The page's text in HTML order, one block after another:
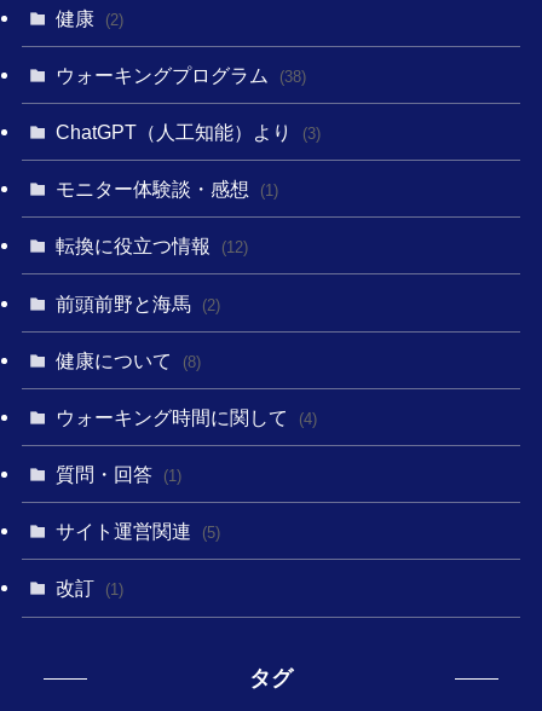
健康 (2)
ウォーキングプログラム (38)
ChatGPT（人工知能）より (3)
モニター体験談・感想 (1)
転換に役立つ情報 (12)
前頭前野と海馬 (2)
健康について (8)
ウォーキング時間に関して (4)
質問・回答 (1)
サイト運営関連 (5)
改訂 (1)
タグ